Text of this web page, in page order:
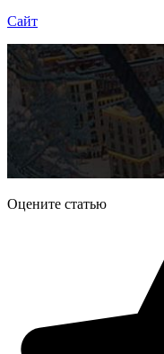
Сайт
Оцените статью